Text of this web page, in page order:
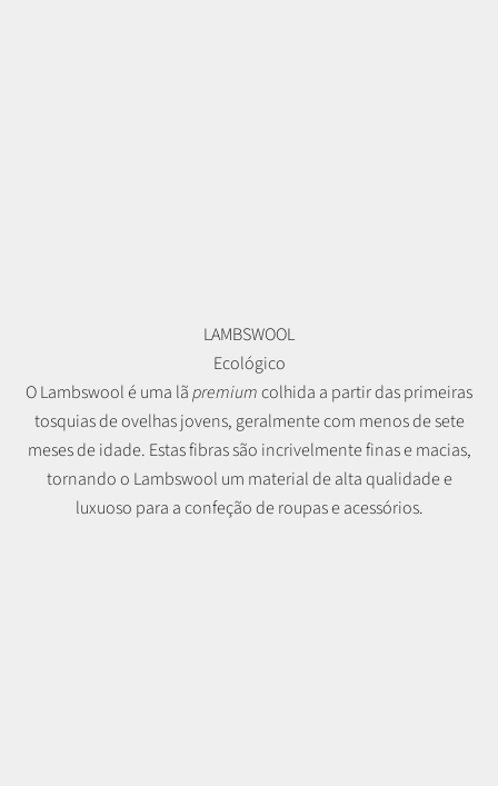
LAMBSWOOL
Ecológico
O Lambswool é uma lãpremiumcolhida a partir das primeiras
tosquias de ovelhas jovens, geralmente com menos de sete
meses de idade. Estas fibras são incrivelmente finas e macias,
tornando o Lambswool um material de alta qualidade e
luxuoso para a confeção de roupas e acessórios.